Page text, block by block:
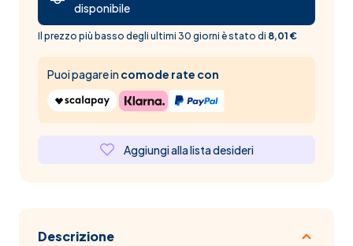
disponibile
Il prezzo più basso degli ultimi 30 giorni è stato di 8,01 €
Puoi pagare incomode rate con
Aggiungi alla lista desideri
Descrizione